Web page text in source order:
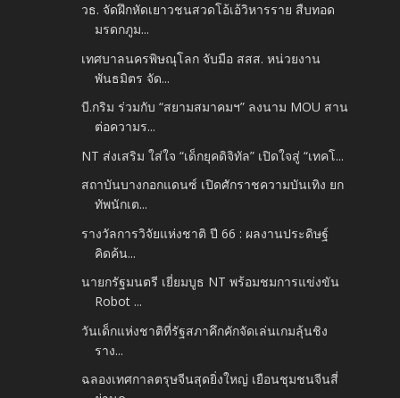
วธ. จัดฝึกหัดเยาวชนสวดโอ้เอ้วิหารราย สืบทอด
มรดกภูม...
เทศบาลนครพิษณุโลก จับมือ สสส. หน่วยงาน
พันธมิตร จัด...
บี.กริม ร่วมกับ “สยามสมาคมฯ” ลงนาม MOU สาน
ต่อความร...
NT ส่งเสริม ใส่ใจ “เด็กยุคดิจิทัล” เปิดใจสู่ “เทคโ...
สถาบันบางกอกแดนซ์ เปิดศักราชความบันเทิง ยก
ทัพนักเต...
รางวัลการวิจัยแห่งชาติ ปี 66 : ผลงานประดิษฐ์
คิดค้น...
นายกรัฐมนตรี เยี่ยมบูธ NT พร้อมชมการแข่งขัน
Robot ...
วันเด็กแห่งชาติที่รัฐสภาคึกคักจัดเล่นเกมลุ้นชิง
ราง...
ฉลองเทศกาลตรุษจีนสุดยิ่งใหญ่ เยือนชุมชนจีนสี่